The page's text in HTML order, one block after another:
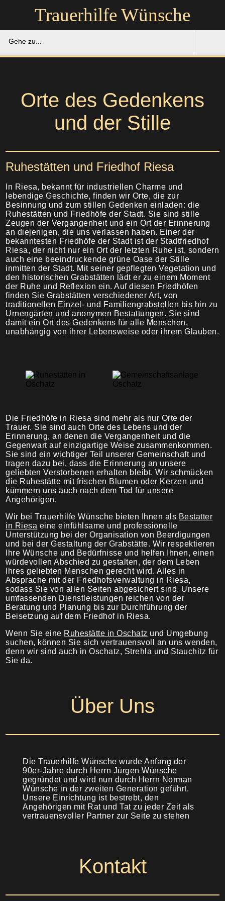
Gehe zu...
Gedenkportal
Bestattung
Abschied
Trauerfeier
Trauermahl
Über uns
Kontakt
Soforthilfe
Trauerhilfe Wünsche
Orte des Gedenkens
und der Stille
Ruhestätten und Friedhof Riesa
In Riesa, bekannt für industriellen Charme und
lebendige Geschichte, finden wir Orte, die zur
Besinnung und zum stillen Gedenken einladen: die
Ruhestätten und Friedhöfe der Stadt. Sie sind stille
Zeugen der Vergangenheit und ein Ort der Erinnerung
an diejenigen, die uns verlassen haben. Einer der
bekanntesten Friedhöfe der Stadt ist der Stadtfriedhof
Riesa, der nicht nur ein Ort der letzten Ruhe ist, sondern
auch eine beeindruckende grüne Oase der Stille
inmitten der Stadt. Mit seiner gepflegten Vegetation und
den historischen Grabstätten lädt er zu einem Moment
der Ruhe und Reflexion ein. Auf diesen Friedhöfen
finden Sie Grabstätten verschiedener Art, von
traditionellen Einzel- und Familiengrabstellen bis hin zu
Urnengärten und anonymen Bestattungen. Sie sind
damit ein Ort des Gedenkens für alle Menschen,
unabhängig von ihrer Lebensweise oder ihrem Glauben.
Die Friedhöfe in Riesa sind mehr als nur Orte der
Trauer. Sie sind auch Orte des Lebens und der
Erinnerung, an denen die Vergangenheit und die
Gegenwart auf einzigartige Weise zusammenkommen.
Sie sind ein wichtiger Teil unserer Gemeinschaft und
tragen dazu bei, dass die Erinnerung an unsere
geliebten Verstorbenen erhalten bleibt. Wir schmücken
die Ruhestätte mit frischen Blumen oder Kerzen und
kümmern uns auch nach dem Tod für unsere
Angehörigen.
Wir bei Trauerhilfe Wünsche bieten Ihnen als Bestatter
in Riesa eine einfühlsame und professionelle
Unterstützung bei der Organisation von Beerdigungen
und bei der Gestaltung der Grabstätte. Wir respektieren
Ihre Wünsche und Bedürfnisse und helfen Ihnen, einen
würdevollen Abschied zu gestalten, der dem Leben
Ihres geliebten Menschen gerecht wird. Alles in
Absprache mit der Friedhofsverwaltung in Riesa,
sodass Sie von allen Seiten abgesichert sind. Unsere
umfassenden Dienstleistungen reichen von der
Beratung und Planung bis zur Durchführung der
Beisetzung auf dem Friedhof in Riesa.
Wenn Sie eine Ruhestätte in Oschatz und Umgebung
suchen, können Sie sich vertrauensvoll an uns wenden,
denn wir sind auch in Oschatz, Strehla und Stauchitz für
Sie da.
Über Uns
Die Trauerhilfe Wünsche wurde Anfang der
90er-Jahre durch Herrn Jürgen Wünsche
gegründet und wird nun durch Herrn Norman
Wünsche in der zweiten Generation geführt.
Unsere Einrichtung ist bestrebt, den
Angehörigen mit Rat und Tat zu jeder Zeit als
vertrauensvoller Partner zur Seite zu stehen
Kontakt